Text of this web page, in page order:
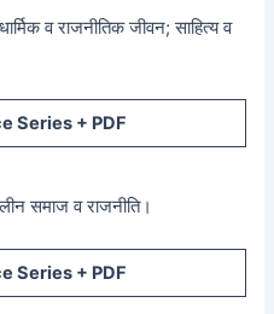
व राजनीतिक जीवन; साहित्य व
Series + PDF
समाज व राजनीति।
Series + PDF